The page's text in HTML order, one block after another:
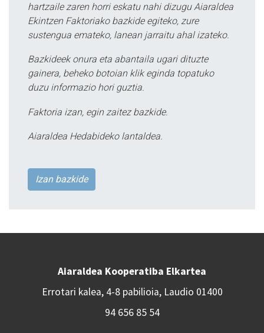
hartzaile zaren horri eskatu nahi dizugu Aiaraldea
Ekintzen Faktoriako bazkide egiteko, zure
sustengua emateko, lanean jarraitu ahal izateko.
Bazkideek onura eta abantaila ugari dituzte
gainera, beheko botoian klik eginda topatuko
duzu informazio hori guztia.
Faktoria izan, egin zaitez bazkide.
Aiaraldea Hedabideko lantaldea.
Izan bazkide
Aiaraldea Kooperatiba Elkartea
Errotari kalea, 4-8 pabilioia, Laudio 01400
94 656 85 54